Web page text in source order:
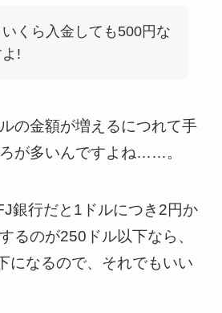
いくら入金しても500円な
!
の金額が増えるにつれて手
が多いんですよね……。
銀行だと1ドルにつき2円か
るのが250ドル以下なら、
になるので、それでもいい